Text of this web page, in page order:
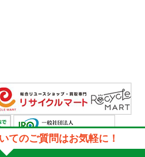
福岡県公安委員会
てのご質問はお気軽に！